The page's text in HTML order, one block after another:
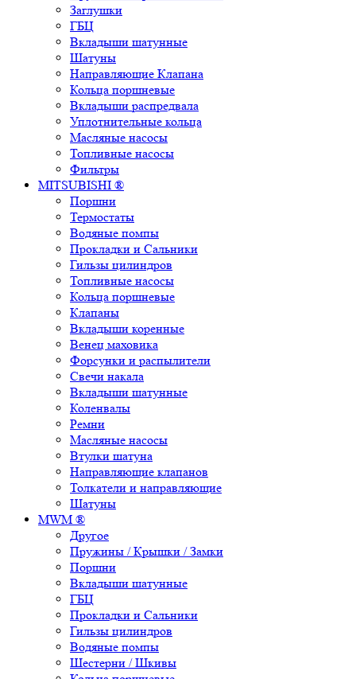
Заглушки
ГБЦ
Вкладыши шатунные
Шатуны
Направляющие Клапана
Кольца поршневые
Вкладыши распредвала
Уплотнительные кольца
Масляные насосы
Топливные насосы
Фильтры
MITSUBISHI ®
Поршни
Термостаты
Водяные помпы
Прокладки и Сальники
Гильзы цилиндров
Топливные насосы
Кольца поршневые
Клапаны
Вкладыши коренные
Венец маховика
Форсунки и распылители
Свечи накала
Вкладыши шатунные
Коленвалы
Ремни
Масляные насосы
Втулки шатуна
Направляющие клапанов
Толкатели и направляющие
Шатуны
MWM ®
Другое
Пружины / Крышки / Замки
Поршни
Вкладыши шатунные
ГБЦ
Прокладки и Сальники
Гильзы цилиндров
Водяные помпы
Шестерни / Шкивы